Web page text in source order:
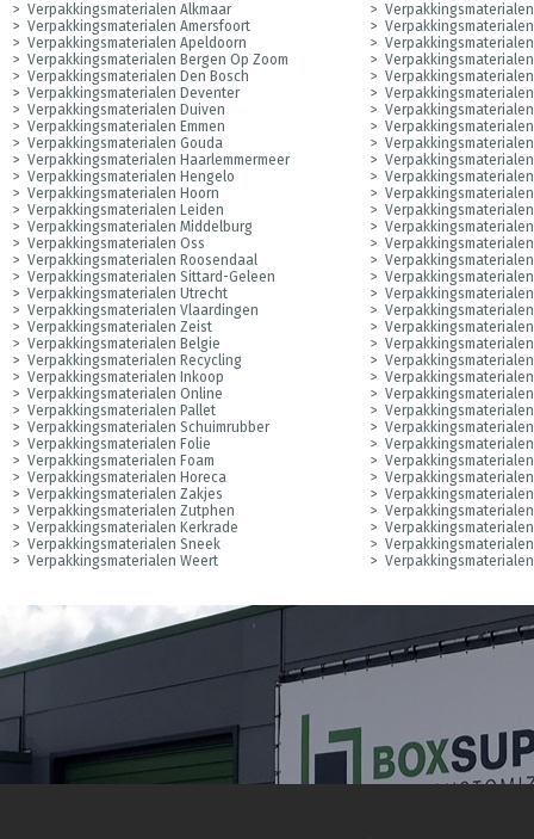
Verpakkingsmaterialen Alkmaar
Verpakkingsmaterialen Amersfoort
Verpakkingsmaterialen Apeldoorn
Verpakkingsmaterialen Bergen Op Zoom
Verpakkingsmaterialen Den Bosch
Verpakkingsmaterialen Deventer
Verpakkingsmaterialen Duiven
Verpakkingsmaterialen Emmen
Verpakkingsmaterialen Gouda
Verpakkingsmaterialen Haarlemmermeer
Verpakkingsmaterialen Hengelo
Verpakkingsmaterialen Hoorn
Verpakkingsmaterialen Leiden
Verpakkingsmaterialen Middelburg
Verpakkingsmaterialen Oss
Verpakkingsmaterialen Roosendaal
Verpakkingsmaterialen Sittard-Geleen
Verpakkingsmaterialen Utrecht
Verpakkingsmaterialen Vlaardingen
Verpakkingsmaterialen Zeist
Verpakkingsmaterialen Belgie
Verpakkingsmaterialen Recycling
Verpakkingsmaterialen Inkoop
Verpakkingsmaterialen Online
Verpakkingsmaterialen Pallet
Verpakkingsmaterialen Schuimrubber
Verpakkingsmaterialen Folie
Verpakkingsmaterialen Foam
Verpakkingsmaterialen Horeca
Verpakkingsmaterialen Zakjes
Verpakkingsmaterialen Zutphen
Verpakkingsmaterialen Kerkrade
Verpakkingsmaterialen Sneek
Verpakkingsmaterialen Weert